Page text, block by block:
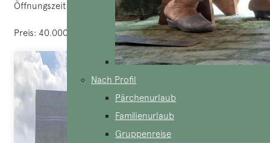
Nach Profil
Pärchenurlaub
Familienurlaub
Gruppenreise
Öffnungszeiten: 7.30-18.00 Uhr täglich.
Preis: 40.000 VND